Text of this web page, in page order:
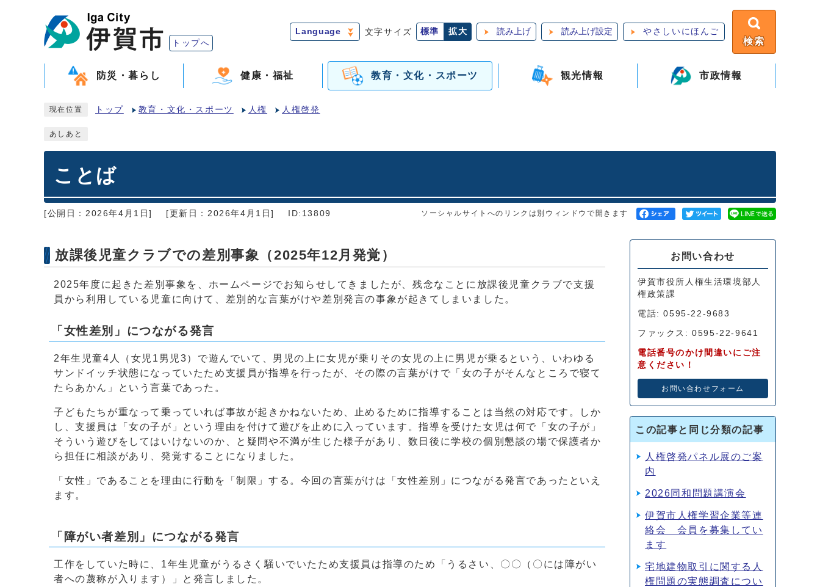
トップへ
Language 文字サイズ 標準 拡大 読み上げ 読み上げ設定 やさしいにほんご
検索
防災・暮らし 健康・福祉 教育・文化・スポーツ 観光情報 市政情報
現在位置 トップ 教育・文化・スポーツ 人権 人権啓発
あしあと
ことば
[公開日：2026年4月1日] [更新日：2026年4月1日] ID:13809 ソーシャルサイトへのリンクは別ウィンドウで開きます
放課後児童クラブでの差別事象（2025年12月発覚）
2025年度に起きた差別事象を、ホームページでお知らせしてきましたが、残念なことに放課後児童クラブで支援
員から利用している児童に向けて、差別的な言葉がけや差別発言の事象が起きてしまいました。
「女性差別」につながる発言
2年生児童4人（女児1男児3）で遊んでいて、男児の上に女児が乗りその女児の上に男児が乗るという、いわゆる
サンドイッチ状態になっていたため支援員が指導を行ったが、その際の言葉がけで「女の子がそんなところで寝て
たらあかん」という言葉であった。
子どもたちが重なって乗っていれば事故が起きかねないため、止めるために指導することは当然の対応です。しか
し、支援員は「女の子が」という理由を付けて遊びを止めに入っています。指導を受けた女児は何で「女の子が」
そういう遊びをしてはいけないのか、と疑問や不満が生じた様子があり、数日後に学校の個別懇談の場で保護者か
ら担任に相談があり、発覚することになりました。
「女性」であることを理由に行動を「制限」する。今回の言葉がけは「女性差別」につながる発言であったといえ
ます。
「障がい者差別」につながる発言
工作をしていた時に、1年生児童がうるさく騒いでいたため支援員は指導のため「うるさい、〇〇（〇には障がい
者への蔑称が入ります）」と発言しました。
お問い合わせ
伊賀市役所人権生活環境部人
権政策課
電話: 0595-22-9683
ファックス: 0595-22-9641
電話番号のかけ間違いにご注
意ください！
お問い合わせフォーム
この記事と同じ分類の記事
人権啓発パネル展のご案
内
2026同和問題講演会
伊賀市人権学習企業等連
絡会 会員を募集してい
ます
宅地建物取引に関する人
権問題の実態調査につい